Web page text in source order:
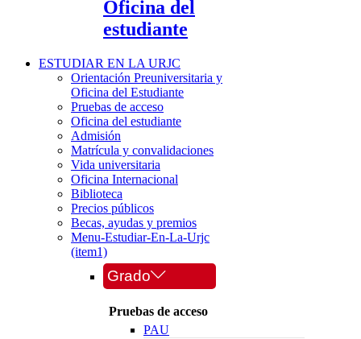
Oficina del
estudiante
ESTUDIAR EN LA URJC
Orientación Preuniversitaria y
Oficina del Estudiante
Pruebas de acceso
Oficina del estudiante
Admisión
Matrícula y convalidaciones
Vida universitaria
Oficina Internacional
Biblioteca
Precios públicos
Becas, ayudas y premios
Menu-Estudiar-En-La-Urjc
(item1)
Grado
Pruebas de acceso
PAU